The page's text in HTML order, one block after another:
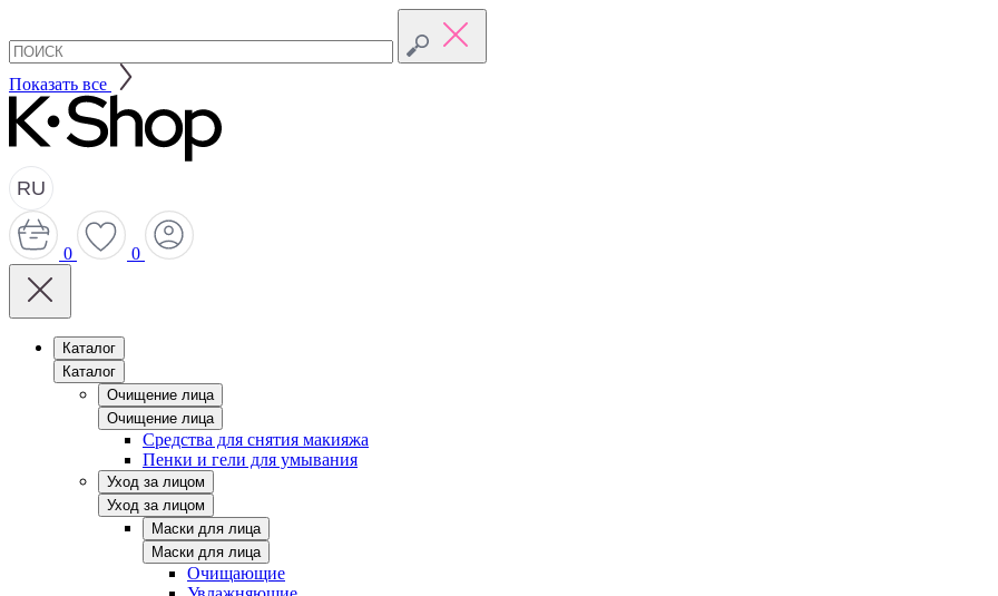
Показать все
RU
0 0
Каталог
Каталог
Очищение лица
Очищение лица
Средства для снятия макияжа
Пенки и гели для умывания
Уход за лицом
Уход за лицом
Маски для лица
Маски для лица
Очищающие